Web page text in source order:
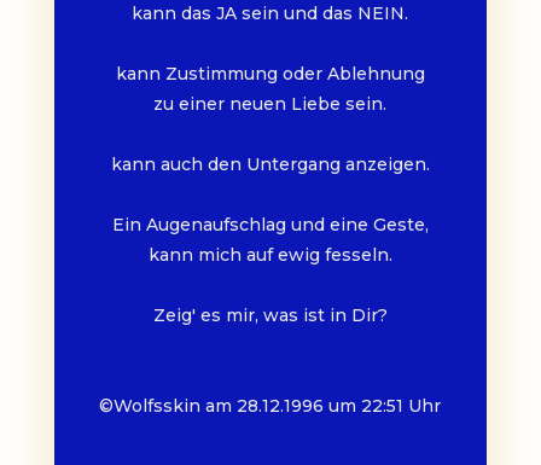
kann das JA sein und das NEIN.
kann Zustimmung oder Ablehnung
zu einer neuen Liebe sein.
kann auch den Untergang anzeigen.
Ein Augenaufschlag und eine Geste,
kann mich auf ewig fesseln.
Zeig' es mir, was ist in Dir?
©Wolfsskin am 28.12.1996 um 22:51 Uhr